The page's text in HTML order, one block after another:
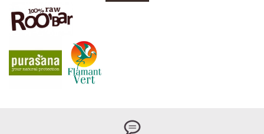
LE PLAISIR D’UN DESSERT GLACÉ, SANS LE SUCRE EN
TROP
Imaginez un caramel fondant qui se mêle à un café
frappé crémeux, sans sucre raffiné et boosté en
réconcilie dessert glacé et nutrition.